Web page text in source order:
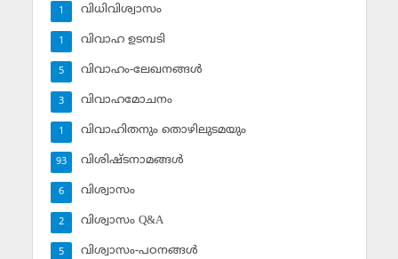
വിധിവിശ്വാസം
1
വിവാഹ ഉടമ്പടി
1
വിവാഹം-ലേഖനങ്ങള്‍
5
വിവാഹമോചനം
3
വിവാഹിതനും തൊഴിലുടമയും
1
വിശിഷ്ടനാമങ്ങള്‍
93
വിശ്വാസം
6
വിശ്വാസം Q&A
2
വിശ്വാസം-പഠനങ്ങള്‍
5